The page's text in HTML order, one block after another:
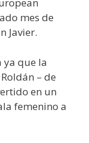
mes de
Javier.
ya que la
– de
en un
femenino a